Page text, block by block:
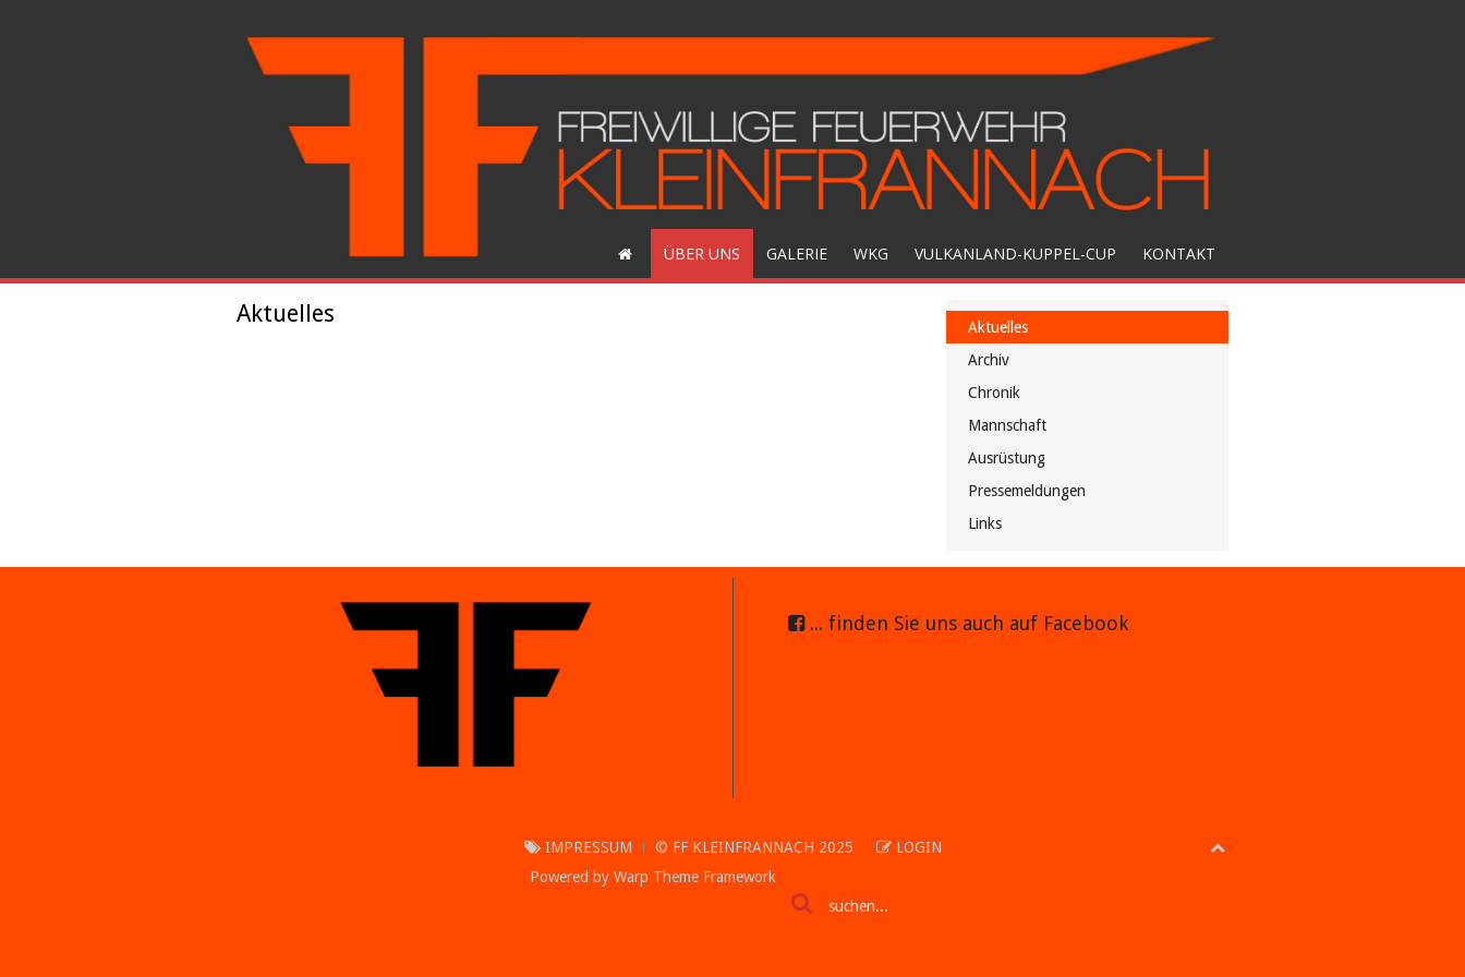
ÜBER UNS GALERIE WKG VULKANLAND-KUPPEL-CUP KONTAKT
Aktuelles
Aktuelles
Archiv
Chronik
Mannschaft
Ausrüstung
Pressemeldungen
Links
... finden Sie uns auch auf Facebook
IMPRESSUM © FF KLEINFRANNACH 2025
LOGIN
Powered by Warp Theme Framework